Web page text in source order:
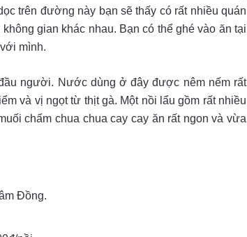
trên đường này bạn sẽ thấy có rất nhiều quán
gian khác nhau. Bạn có thể ghé vào ăn tại
mình.
người. Nước dùng ở đây được nêm nếm rất
và vị ngọt từ thịt gà. Một nồi lẩu gồm rất nhiều
chấm chua chua cay cay ăn rất ngon và vừa
Đồng.